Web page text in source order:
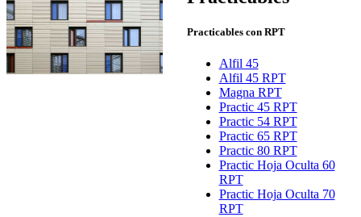
Practicables con RPT
Alfil 45
Alfil 45 RPT
Magna RPT
Practic 45 RPT
Practic 54 RPT
Practic 65 RPT
Practic 80 RPT
Practic Hoja Oculta 60
RPT
Practic Hoja Oculta 70
RPT